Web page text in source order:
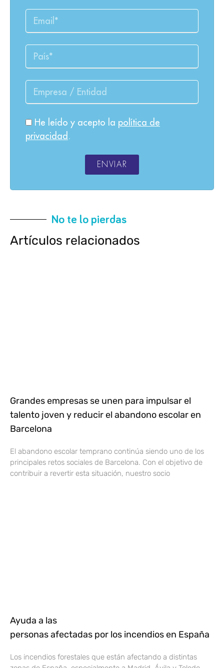
He leído y acepto la política de
privacidad .
ENVIAR
No te lo pierdas
Artículos relacionados
Grandes empresas se unen para impulsar el
talento joven y reducir el abandono escolar en
Barcelona
El abandono escolar temprano continúa siendo uno de los
principales retos sociales de Barcelona. Con el objetivo de
contribuir a revertir esta situación, nuestro socio
Ayuda a las
personas afectadas por los incendios en España
Los incendios forestales que están afectando a distintas